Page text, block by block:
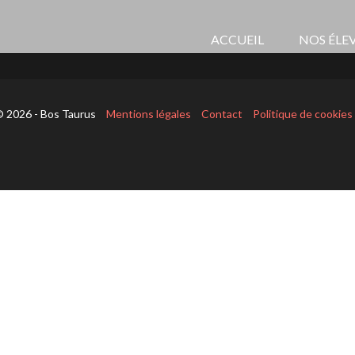
ACCUEIL NOS
2026 - Bos Taurus Mentions légales Contact Politique de cookies